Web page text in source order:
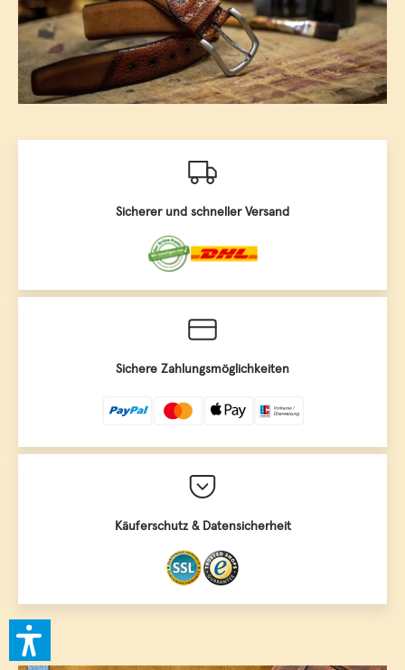
Sicherer und schneller Versand
Sichere Zahlungsmöglichkeiten
Käuferschutz & Datensicherheit